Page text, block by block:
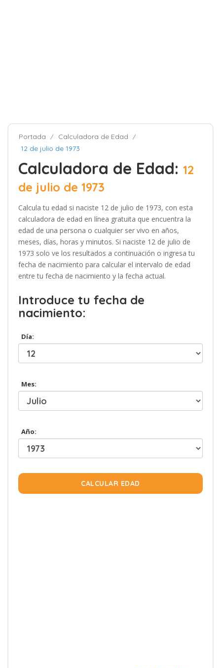
Portada
Calculadora de Edad
12 de julio de 1973
Calculadora de Edad: 12
de julio de 1973
Calcula tu edad si naciste 12 de julio de 1973, con esta
calculadora de edad en línea gratuita que encuentra la
edad de una persona o cualquier ser vivo en años,
meses, días, horas y minutos. Si naciste 12 de julio de
1973 solo ve los resultados a continuación o ingresa tu
fecha de nacimiento para calcular el intervalo de edad
entre tu fecha de nacimiento y la fecha actual.
Introduce tu fecha de
nacimiento:
Día:
Mes:
Año:
CALCULAR EDAD